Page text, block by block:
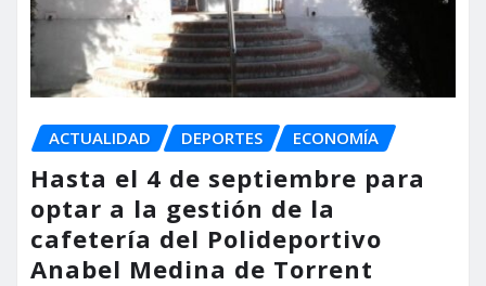
ACTUALIDAD DEPORTES ECONOMÍA
Hasta el 4 de septiembre para
optar a la gestión de la
cafetería del Polideportivo
Anabel Medina de Torrent